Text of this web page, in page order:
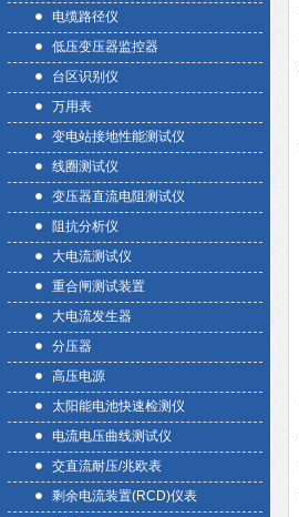
电缆路径仪
低压变压器监控器
台区识别仪
万用表
变电站接地性能测试仪
线圈测试仪
变压器直流电阻测试仪
阻抗分析仪
大电流测试仪
重合闸测试装置
大电流发生器
分压器
高压电源
太阳能电池快速检测仪
电流电压曲线测试仪
交直流耐压/兆欧表
剩余电流装置(RCD)仪表